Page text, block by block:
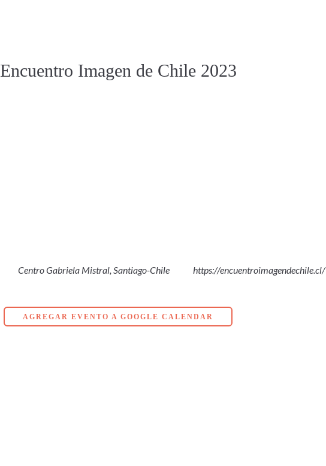
Encuentro Imagen de Chile 2023
Centro Gabriela Mistral, Santiago-Chile https://encuentroimagendechile.cl/
AGREGAR EVENTO A GOOGLE CALENDAR